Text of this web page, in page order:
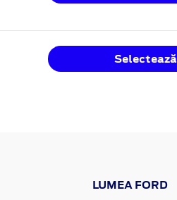
Selectează
LUMEA FORD